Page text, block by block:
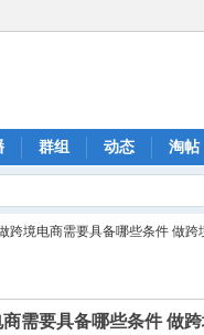
群组 动态 淘帖
跨境电商需要具备哪些条件 做跨
需要具备哪些条件 做